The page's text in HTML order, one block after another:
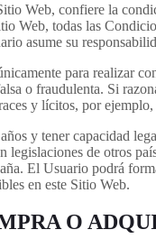
Web, confiere la
Web, todas las
asume su
para realizar
o fraudulenta. Si
y lícitos, por
y tener capacidad
legislaciones de otros
El Usuario podrá
en este Sitio Web.
O